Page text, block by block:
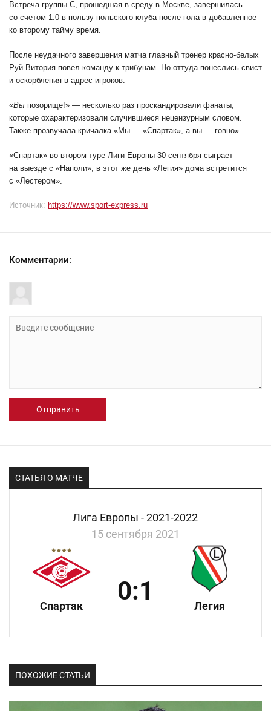
Встреча группы С, прошедшая в среду в Москве, завершилась
со счетом 1:0 в пользу польского клуба после гола в добавленное
ко второму тайму время.
После неудачного завершения матча главный тренер красно-белых
Руй Витория повел команду к трибунам. Но оттуда понеслись свист
и оскорбления в адрес игроков.
«Вы позорище!» — несколько раз проскандировали фанаты,
которые охарактеризовали случившиеся нецензурным словом.
Также прозвучала кричалка «Мы — «Спартак», а вы — говно».
«Спартак» во втором туре Лиги Европы 30 сентября сыграет
на выезде с «Наполи», в этот же день «Легия» дома встретится
с «Лестером».
Источник: https://www.sport-express.ru
Комментарии:
Отправить
СТАТЬЯ О МАТЧЕ
Лига Европы - 2021-2022
15 сентября 2021
Спартак
0:1
Легия
ПОХОЖИЕ СТАТЬИ